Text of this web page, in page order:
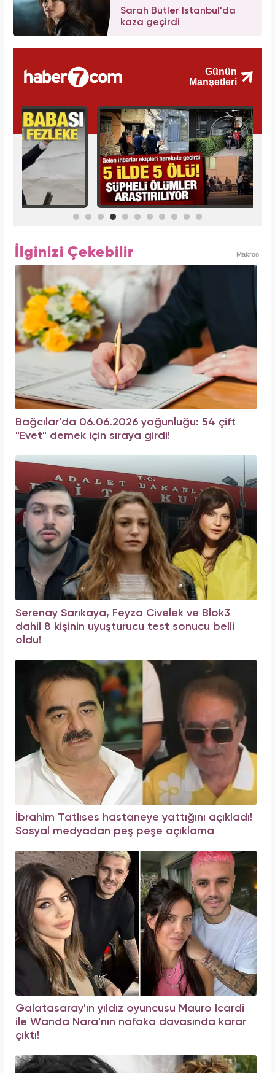
Sarah Butler İstanbul'da
kaza geçirdi
İlginizi Çekebilir Makroo
Bağcılar'da 06.06.2026 yoğunluğu: 54 çift
"Evet" demek için sıraya girdi!
Serenay Sarıkaya, Feyza Civelek ve Blok3
dahil 8 kişinin uyuşturucu test sonucu belli
oldu!
İbrahim Tatlıses hastaneye yattığını açıkladı!
Sosyal medyadan peş peşe açıklama
Galatasaray'ın yıldız oyuncusu Mauro Icardi
ile Wanda Nara'nın nafaka davasında karar
çıktı!